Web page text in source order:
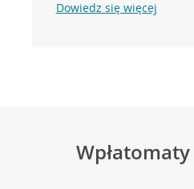
Dowiedz się więcej